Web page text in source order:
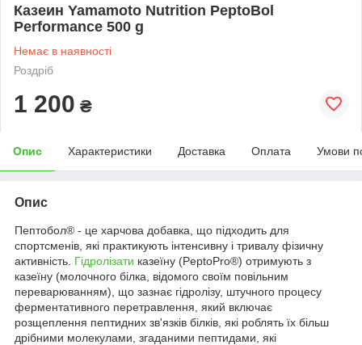
Казеин Yamamoto Nutrition PeptoBol
Performance 500 g
Немає в наявності
Роздріб
1 200 ₴
Опис Характеристики Доставка Оплата Умови
Опис
Пептобол® - це харчова добавка, що підходить для
спортсменів, які практикують інтенсивну і тривалу фізичну
активність. Гідролізати казеїну (PeptoPro®) отримують з
казеїну (молочного білка, відомого своїм повільним
переварюванням), що зазнає гідролізу, штучного процесу
ферментативного перетравлення, який включає
розщеплення пептидних зв'язків білків, які роблять їх більш
дрібними молекулами, згаданими пептидами, які